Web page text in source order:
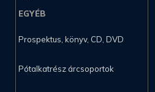
EGYÉB
Prospektus, könyv, CD, DVD
Pótalkatrész árcsoportok